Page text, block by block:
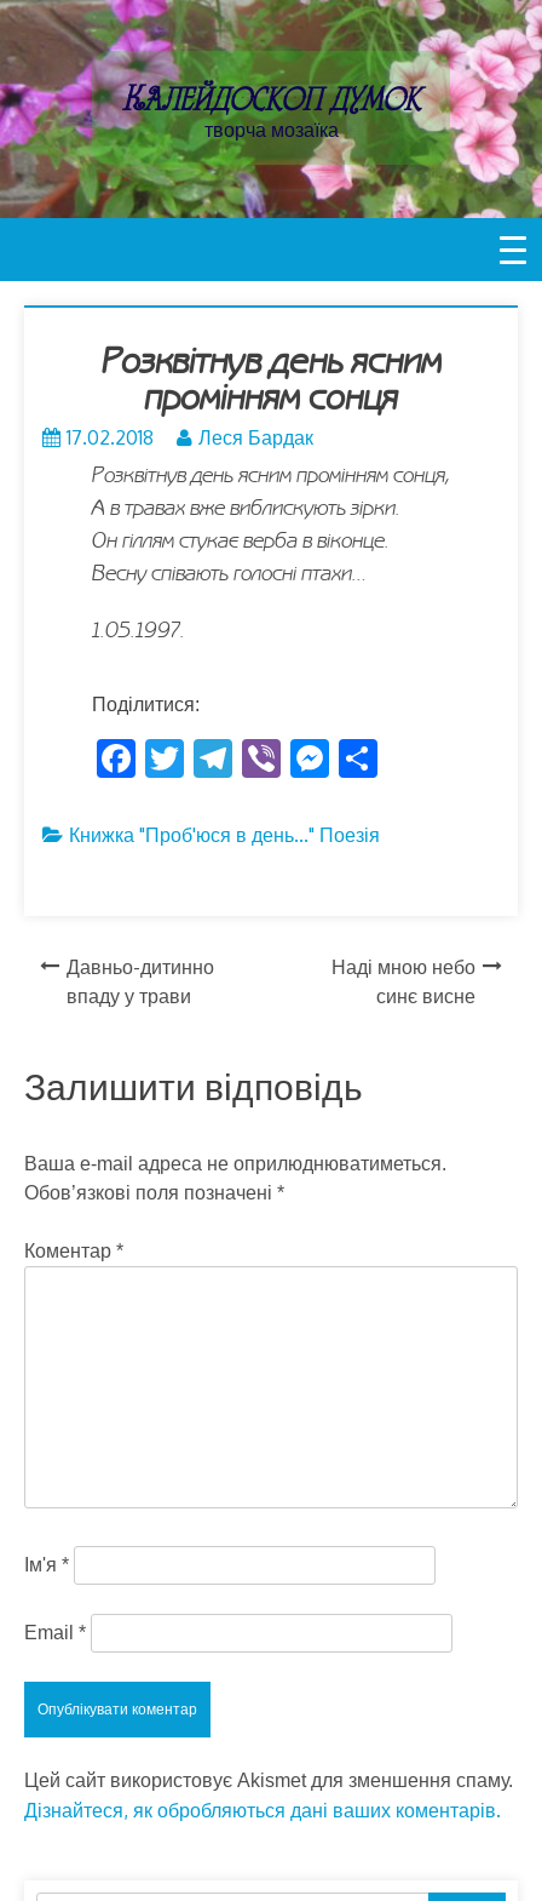
Пропустити
контент
Калейдоскоп думок
творча мозаїка
Розквітнув день ясним
промінням сонця
17.02.2018 Леся Бардак
Розквітнув день ясним промінням сонця,
А в травах вже виблискують зірки.
Он гіллям стукає верба в віконце.
Весну співають голосні птахи…
1.05.1997.
Поділитися:
F
e
o
k
T
itt
T
e
Vi
er
M
se
er
ar
Книжка "Проб'юся в день..." Поезія
Навігація
Давньо-дитинно
впаду у трави
Наді мною небо
синє висне
Залишити відповідь
Ваша e-mail адреса не оприлюднюватиметься.
Обов’язкові поля позначені *
Коментар *
Ім'я *
Email *
Цей сайт використовує Akismet для зменшення спаму.
Дізнайтеся, як обробляються дані ваших коментарів.